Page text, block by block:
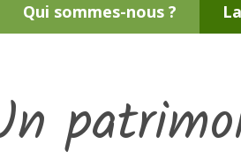
Qui sommes-nous ?